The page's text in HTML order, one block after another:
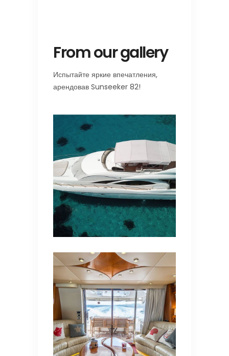
From our gallery
Испытайте яркие впечатления,
арендовав Sunseeker 82!